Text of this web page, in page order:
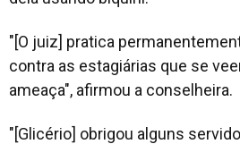
"[O juiz] pratica
contra as estagiárias que se
ameaça", afirmou a conselheira.
"[Glicério] obrigou alguns